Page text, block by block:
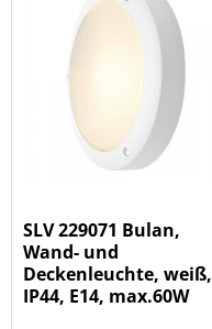
SLV 229071 Bulan,
Wand- und
Deckenleuchte, weiß,
IP44, E14, max.60W